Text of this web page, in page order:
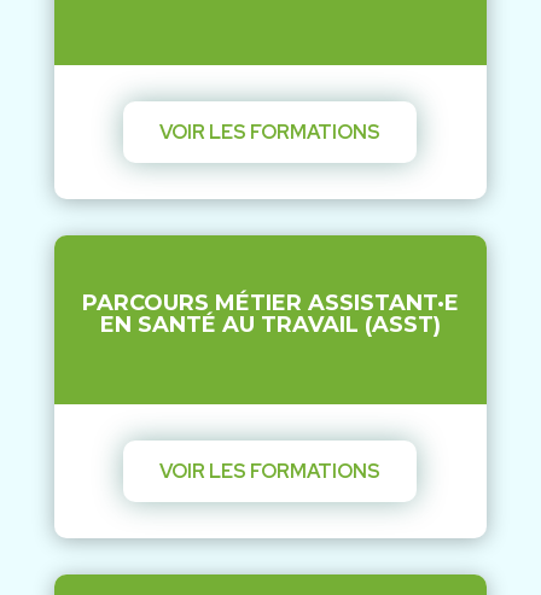
VOIR LES FORMATIONS
PARCOURS MÉTIER ASSISTANT·E
EN SANTÉ AU TRAVAIL (ASST)
VOIR LES FORMATIONS